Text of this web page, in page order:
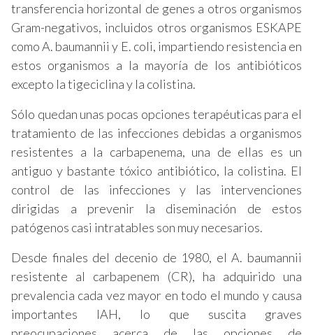
transferencia horizontal de genes a otros organismos
Gram-negativos, incluidos otros organismos ESKAPE
como A. baumannii y E. coli, impartiendo resistencia en
estos organismos a la mayoría de los antibióticos
excepto la tigeciclina y la colistina.
Sólo quedan unas pocas opciones terapéuticas para el
tratamiento de las infecciones debidas a organismos
resistentes a la carbapenema, una de ellas es un
antiguo y bastante tóxico antibiótico, la colistina. El
control de las infecciones y las intervenciones
dirigidas a prevenir la diseminación de estos
patógenos casi intratables son muy necesarios.
Desde finales del decenio de 1980, el A. baumannii
resistente al carbapenem (CR), ha adquirido una
prevalencia cada vez mayor en todo el mundo y causa
importantes IAH, lo que suscita graves